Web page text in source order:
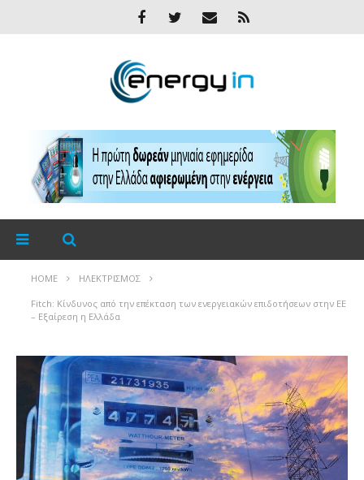
HOME ΗΛΕΚΤΡΙΣΜΌΣ
Fitch: Κίνδυνος από την επέκταση των ενεργειακών επιδοτήσεων στην ΕΕ
– Εξαίρεση η Ελλάδα